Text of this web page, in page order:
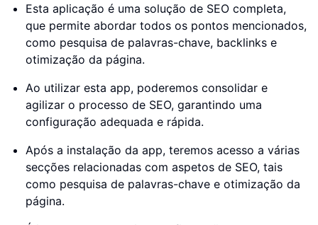
Esta aplicação é uma solução de SEO completa,
que permite abordar todos os pontos mencionados,
como pesquisa de palavras-chave, backlinks e
otimização da página.
Ao utilizar esta app, poderemos consolidar e
agilizar o processo de SEO, garantindo uma
configuração adequada e rápida.
Após a instalação da app, teremos acesso a várias
secções relacionadas com aspetos de SEO, tais
como pesquisa de palavras-chave e otimização da
página.